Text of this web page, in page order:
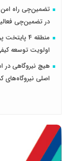
در تضمین‌چی
منطقه 4
اولویت توسعه
هیچ نیروگاهی در
اصلی نیروگاه‌های